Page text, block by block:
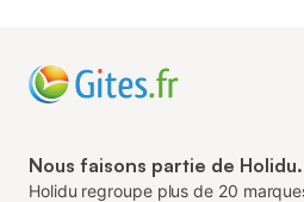
Nous faisons partie de Holidu.
Holidu regroupe plus de 20